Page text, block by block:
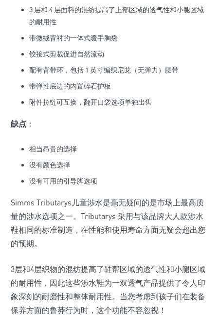
3 层和 4 层面料的混纺提高了上部区域的透气性和小腿区域
的耐用性
带微绒背衬的一体式暖手胸袋
铰接式剪裁促进自然流动
配有背带环，包括 1 英寸编织尼龙（无弹力）腰带
带弹性底边的内置碎石护板
附件拉链可互换，翻开口袋选项单独出售
缺点 ：
相当昂贵的选择
没有颜色选择
没有可用的引导脚选项
Simms Tributarys儿童涉水是毫无疑问的是市场上最高质
量的涉水选项之一。Tributarys 采用与该品牌大人款涉水
鞋相同的标准制造，在性能和使用寿命方面无疑会超出您
的预期。
3层和4层织物的混纺提高了鞋帮区域的透气性和小腿区域
的耐用性，因此这些涉水鞋为一双透气产品提供了令​​人印
象深刻的耐磨性和整体耐用性。当您考虑到孩子们在装备
保养方面的鲁莽行为时，这个功能不容忽视！